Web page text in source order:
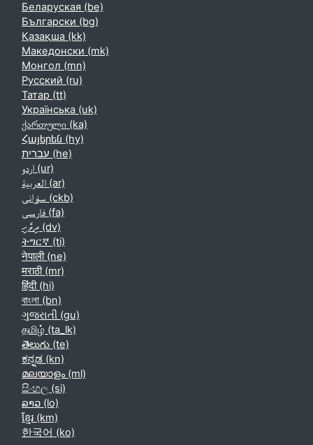
Беларуская ‎(be)‎
Български ‎(bg)‎
Қазақша ‎(kk)‎
Македонски ‎(mk)‎
Монгол ‎(mn)‎
Русский ‎(ru)‎
Татар ‎(tt)‎
Українська ‎(uk)‎
ქართული ‎(ka)‎
Հայերեն ‎(hy)‎
עברית ‎(he)‎
اردو ‎(ur)‎
العربية ‎(ar)‎
سۆرانی ‎(ckb)‎
فارسی ‎(fa)‎
ދިވެހި ‎(dv)‎
ትግርኛ ‎(ti)‎
नेपाली ‎(ne)‎
मराठी ‎(mr)‎
हिंदी ‎(hi)‎
বাংলা ‎(bn)‎
ગુજરાતી ‎(gu)‎
தமிழ் ‎(ta_lk)‎
తెలుగు ‎(te)‎
ಕನ್ನಡ ‎(kn)‎
മലയാളം ‎(ml)‎
සිංහල ‎(si)‎
ລາວ ‎(lo)‎
ខ្មែរ ‎(km)‎
한국어 ‎(ko)‎